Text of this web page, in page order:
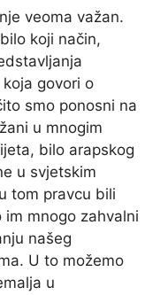
veoma važan.
koji način,
govori o
smo ponosni na
u mnogim
bilo arapskog
u svjetskim
tom pravcu bili
mnogo zahvalni
našeg
U to možemo
u